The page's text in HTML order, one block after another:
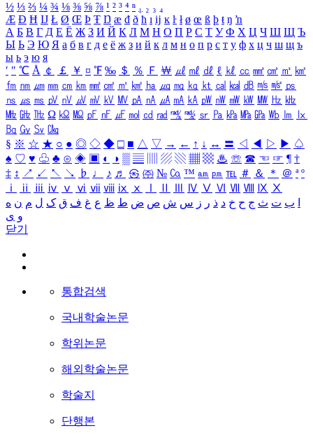
½ ⅓ ⅔ ¼ ¾ ⅛ ⅜ ⅝ ⅞ ¹ ² ³ ⁴ ⁿ ₁ ₂ ₃ ₄
Æ Ð Ħ Ĳ Ł Ø Œ Þ Ŧ Ŋ æ đ ð ħ ı ĳ ĸ ŀ ł ø œ ß þ ŧ ŋ ŉ
А Б В Г Д Е Ё Ж З И Й К Л М Н О П Р С Т У Ф Х Ц Ч Ш Щ Ъ
Ы Ь Э Ю Я а б в г д е ё ж з и й к л м н о п р с т у ф х ц ч ш щ ъ
ы ь э ю я
′ ″ ℃ Å ￠ ￡ ￥ ¤ ℉ ‰ ＄ ％ Ｆ ￦ ㎕ ㎖ ㎗ ℓ ㎘ ㏄ ㎣ ㎤ ㎥ ㎦
㎙ ㎚ ㎛ ㎜ ㎝ ㎞ ㎟ ㎠ ㎡ ㎢ ㏊ ㎍ ㎎ ㎏ ㏏ ㎈ ㎉ ㏈ ㎧ ㎨ ㎰
㎱ ㎲ ㎳ ㎴ ㎵ ㎶ ㎷ ㎸ ㎹ ㎀ ㎁ ㎂ ㎃ ㎄ ㎺ ㎻ ㎽ ㎾ ㎿ ㎐ ㎑
㎒ ㎓ ㎔ Ω ㏀ ㏁ ㎊ ㎋ ㎌ ㏖ ㏅ ㎭ ㎮ ㎯ ㏛ ㎩ ㎪ ㎫ ㎬ ㏝ ㏐
㏓
㏃ ㏉ ㏜ ㏆
§ ※ ☆ ★ ○ ● ◎ ◇ ◆ □ ■ △ ▽ → ← ↑ ↓ ↔ 〓 ◁ ◀ ▷ ▶ ♤
♠ ♡ ♥ ♧ ♣ ⊙ ◈ ▣ ◐ ◑ ▒ ▤ ▨ ▧ ▦ ▩ ♨ ☏ ☎ ☜ ☞ ¶ †
‡ ↕ ↗ ↙ ↖ ↘ ♭ ♩ ♪ ♬ ㉿ ㈜ № ㏇ ™ ㏂ ㏘ ℡ ＃ ＆ ＊ ＠ ª º
ⅰ
ⅱ ⅲ ⅳ ⅴ ⅵ ⅶ ⅷ ⅸ ⅹ Ⅳ Ⅴ Ⅵ Ⅶ Ⅷ Ⅸ Ⅹ
ب ت ث ج ح خ د ذ ر ز س ش ص ض ط ظ ع غ ف ق ک ل م ن ه
و ی
닫기
통합검색
국내학술논문
학위논문
해외학술논문
학술지
단행본